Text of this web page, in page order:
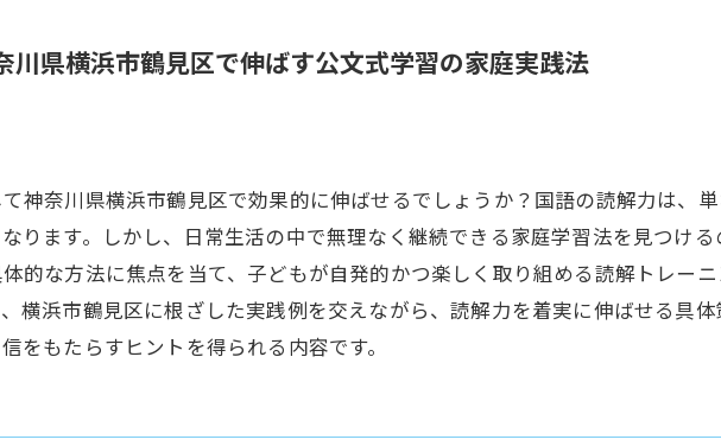
川県横浜市鶴見区で伸ばす公文式学習の家庭実践法
神奈川県横浜市鶴見区で効果的に伸ばせるでしょうか？国語の読解力は、
ります。しかし、日常生活の中で無理なく継続できる家庭学習法を見つけ
的な方法に焦点を当て、子どもが自発的かつ楽しく取り組める読解トレー
横浜市鶴見区に根ざした実践例を交えながら、読解力を着実に伸ばせる具
をもたらすヒントを得られる内容です。